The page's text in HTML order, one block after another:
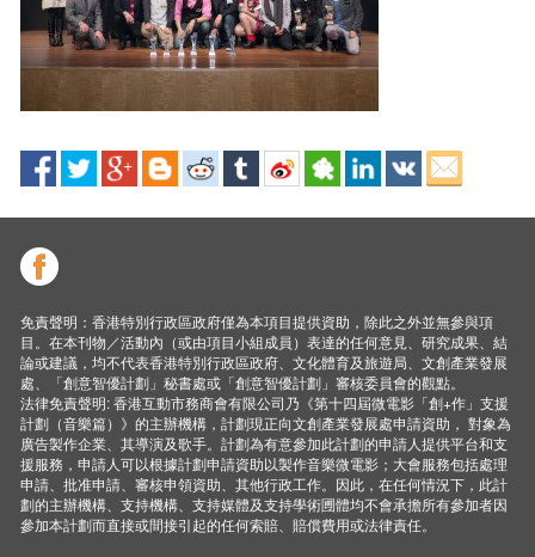
免責聲明：香港特別行政區政府僅為本項目提供資助，除此之外並無參與項
目。在本刊物／活動內（或由項目小組成員）表達的任何意見、研究成果、結
論或建議，均不代表香港特別行政區政府、文化體育及旅遊局、文創產業發展
處、「創意智優計劃」秘書處或「創意智優計劃」審核委員會的觀點。
法律免責聲明: 香港互動市務商會有限公司乃《第十四屆微電影「創+作」支援
計劃（音樂篇）》的主辦機構，計劃現正向文創產業發展處申請資助， 對象為
廣告製作企業、其導演及歌手。計劃為有意參加此計劃的申請人提供平台和支
援服務，申請人可以根據計劃申請資助以製作音樂微電影；大會服務包括處理
申請、批准申請、審核申領資助、其他行政工作。因此，在任何情況下，此計
劃的主辦機構、支持機構、支持媒體及支持學術圑體均不會承擔所有參加者因
參加本計劃而直接或間接引起的任何索賠、賠償費用或法律責任。